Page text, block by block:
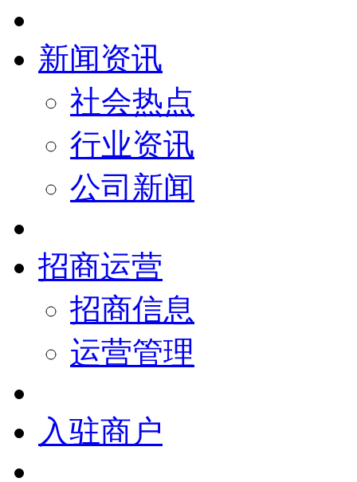
新闻资讯
社会热点
行业资讯
公司新闻
招商运营
招商信息
运营管理
入驻商户